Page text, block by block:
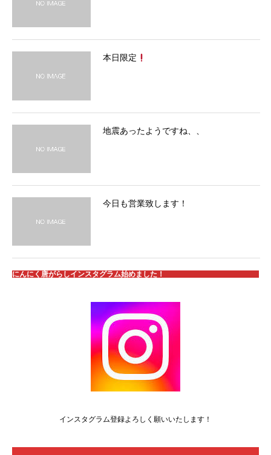
本日限定
地震あったようですね、、
今日も営業致します！
にんにく唐がらしインスタグラム始めました！
インスタグラム登録よろしく願いいたします！